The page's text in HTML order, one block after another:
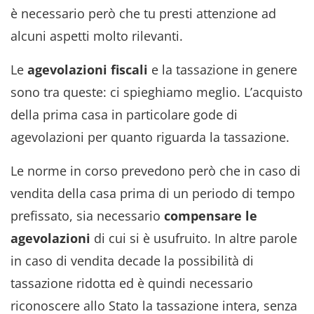
è necessario però che tu presti attenzione ad
alcuni aspetti molto rilevanti.
Le agevolazioni fiscali e la tassazione in genere
sono tra queste: ci spieghiamo meglio. L’acquisto
della prima casa in particolare gode di
agevolazioni per quanto riguarda la tassazione.
Le norme in corso prevedono però che in caso di
vendita della casa prima di un periodo di tempo
prefissato, sia necessario compensare le
agevolazioni di cui si è usufruito. In altre parole
in caso di vendita decade la possibilità di
tassazione ridotta ed è quindi necessario
riconoscere allo Stato la tassazione intera, senza